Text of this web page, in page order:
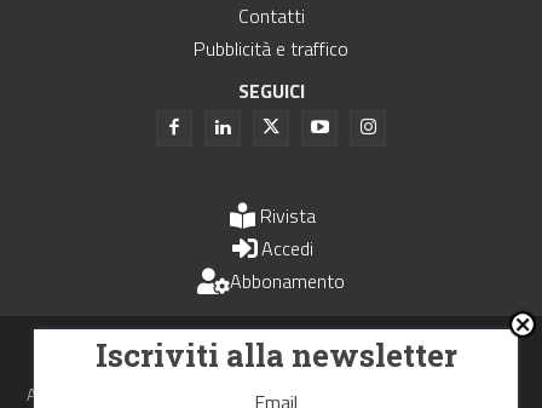
Contatti
Pubblicità e traffico
SEGUICI
Rivista
Accedi
Abbonamento
Uomini e Trasporti è un periodico associato all'Unione Stampa
Periodica Italiana - USPI
Autorizzazione del Tribunale di Bologna N.4993 del 15 giugno 1982
Iscriviti alla newsletter
Email